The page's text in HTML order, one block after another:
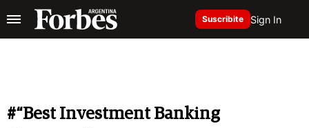
Suscribite Sign In
#“Best Investment Banking